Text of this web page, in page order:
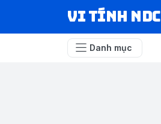
VI TÍNH NDC
Danh mục